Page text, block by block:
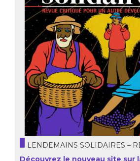
LENDEMAINS SOLIDAIRES –
Découvrez le nouveau site sur